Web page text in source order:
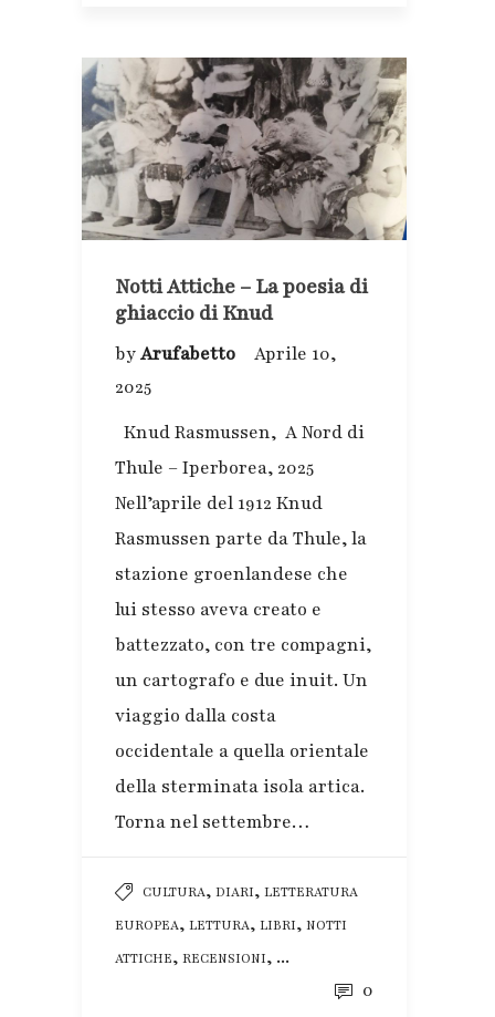
Notti Attiche – La poesia di
ghiaccio di Knud
byArufabetto
Aprile 10,
2025
Knud Rasmussen, A Nord di
Thule – Iperborea, 2025
Nell’aprile del 1912 Knud
Rasmussen parte da Thule, la
stazione groenlandese che
lui stesso aveva creato e
battezzato, con tre compagni,
un cartografo e due inuit. Un
viaggio dalla costa
occidentale a quella orientale
della sterminata isola artica.
Torna nel settembre…
CULTURA, DIARI, LETTERATURA
EUROPEA, LETTURA, LIBRI, NOTTI
ATTICHE, RECENSIONI, ...
0